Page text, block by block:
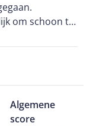
om schoon te
jaar) ik al met
aanraden.
Algemene
score